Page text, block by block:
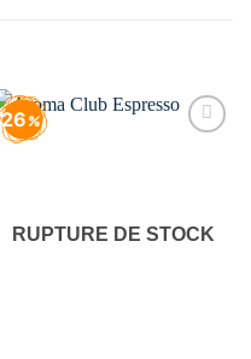
26
RUPTURE DE STOCK